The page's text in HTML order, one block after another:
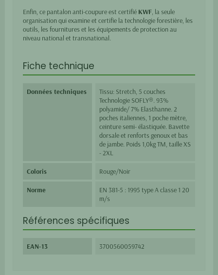
Enfin, ce pantalon anti-coupure est certifié KWF , la seule
organisation qui examine et certifie la technologie forestière, les
outils, les fournitures et les équipements de protection au
niveau national et transnational.
Fiche technique
Données techniques
Tissu: Stretch, 5 couches
Technologie SOFLY®. 93%
polyamide/ 7% Elasthanne. 2
poches italiennes, 1 poche mètre,
ceinture semi- élastiquée. Bavette
dorsale et renforts genoux et bas
de jambe. Poids 1,0kg TM, taille XS
- 2XL
Coloris Rouge/Noir
Norme
EN 381-5 : 1995 type A classe 1 20
m/s
Références spécifiques
EAN-13 3700560059742